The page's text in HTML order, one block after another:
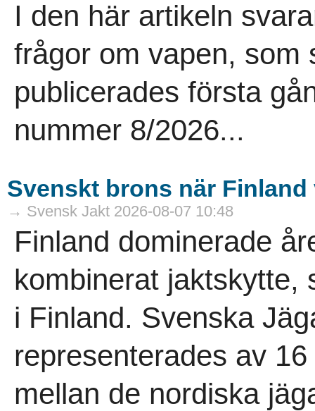
I den här artikeln
frågor om vapen, som
publicerades första
nummer 8/2026...
Svenskt brons när
→ Svensk Jakt 2026-08-07 10:48
Finland dominerade
kombinerat jaktskytte,
i Finland. Svenska
representerades av
mellan de nordiska